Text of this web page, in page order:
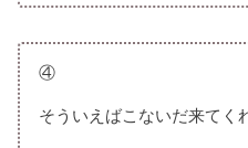
④
そういえばこないだ来てく